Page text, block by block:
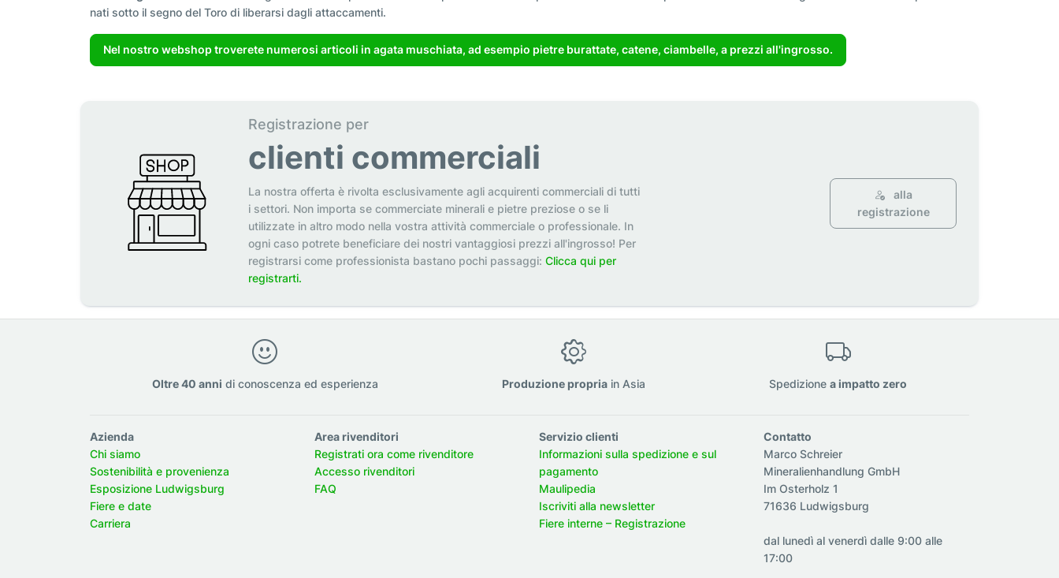
nati sotto il segno del Toro di liberarsi dagli attaccamenti.
Nel nostro webshop troverete numerosi articoli in agata muschiata, ad esempio pietre burattate, catene, ciambelle, a prezzi all'ingrosso.
Registrazione per
clienti commerciali
La nostra offerta è rivolta esclusivamente agli acquirenti commerciali di tutti
i settori. Non importa se commerciate minerali e pietre preziose o se li
utilizzate in altro modo nella vostra attività commerciale o professionale. In
ogni caso potrete beneficiare dei nostri vantaggiosi prezzi all'ingrosso! Per
registrarsi come professionista bastano pochi passaggi: Clicca qui per
registrarti.
alla
registrazione
Oltre 40 anni di conoscenza ed esperienza Produzione propriain Asia Spedizionea impatto zero
Azienda
Chi siamo
Sostenibilità e provenienza
Esposizione Ludwigsburg
Fiere e date
Carriera
Area rivenditori
Registrati ora come rivenditore
Accesso rivenditori
FAQ
Servizio clienti
Informazioni sulla spedizione e sul
pagamento
Maulipedia
Iscriviti alla newsletter
Fiere interne – Registrazione
Contatto
Marco Schreier
Mineralienhandlung GmbH
Im Osterholz 1
71636 Ludwigsburg
dal lunedì al venerdì dalle 9:00 alle
17:00